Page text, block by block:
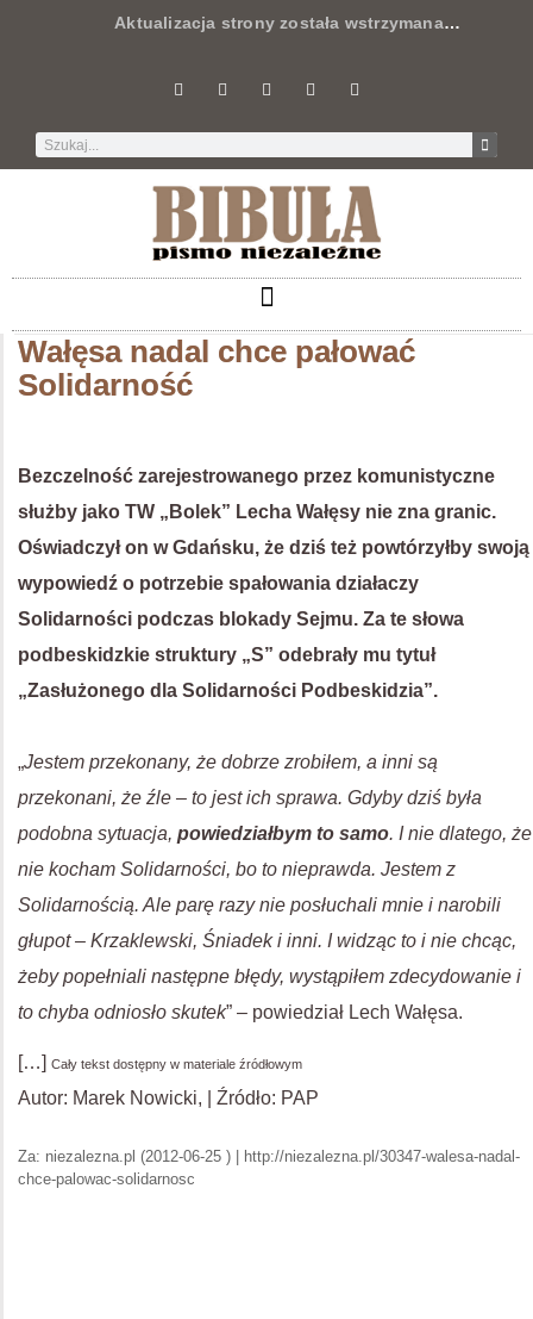
Aktualizacja strony została wstrzymana…
Wałęsa nadal chce pałować
Solidarność
Bezczelność zarejestrowanego przez komunistyczne
służby jako TW „Bolek” Lecha Wałęsy nie zna granic.
Oświadczył on w Gdańsku, że dziś też powtórzyłby swoją
wypowiedź o potrzebie spałowania działaczy
Solidarności podczas blokady Sejmu. Za te słowa
podbeskidzkie struktury „S” odebrały mu tytuł
„Zasłużonego dla Solidarności Podbeskidzia”.
„Jestem przekonany, że dobrze zrobiłem, a inni są
przekonani, że źle – to jest ich sprawa. Gdyby dziś była
podobna sytuacja, powiedziałbym to samo. I nie dlatego, że
nie kocham Solidarności, bo to nieprawda. Jestem z
Solidarnością. Ale parę razy nie posłuchali mnie i narobili
głupot – Krzaklewski, Śniadek i inni. I widząc to i nie chcąc,
żeby popełniali następne błędy, wystąpiłem zdecydowanie i
to chyba odniosło skutek” – powiedział Lech Wałęsa.
[…] Cały tekst dostępny w materiale źródłowym
Autor: Marek Nowicki, | Źródło: PAP
Za: niezalezna.pl (2012-06-25 ) | http://niezalezna.pl/30347-walesa-nadal-
chce-palowac-solidarnosc